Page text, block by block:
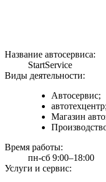
Название автосервиса:
StartService
Виды деятельности:
Автосервис;
автотехцентр;
Магазин
Время работы:
пн-сб 9:00–18:00
Услуги и сервис: